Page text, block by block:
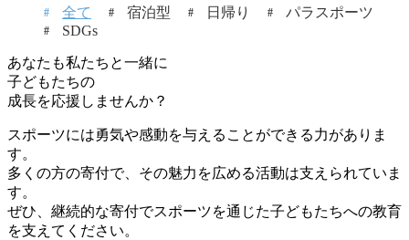
全て 宿泊型 日帰り
パラスポーツ
SDGs
あなたも私たちと一緒に
子どもたちの
成長を応援しませんか？
スポーツには勇気や感動を与えることができる力がありま
す。
多くの方の寄付で、その魅力を広める活動は支えられていま
す。
ぜひ、継続的な寄付でスポーツを通じた子どもたちへの教育
を支えてください。